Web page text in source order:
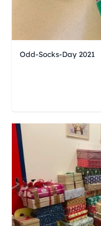
Odd-Socks-Day 2021